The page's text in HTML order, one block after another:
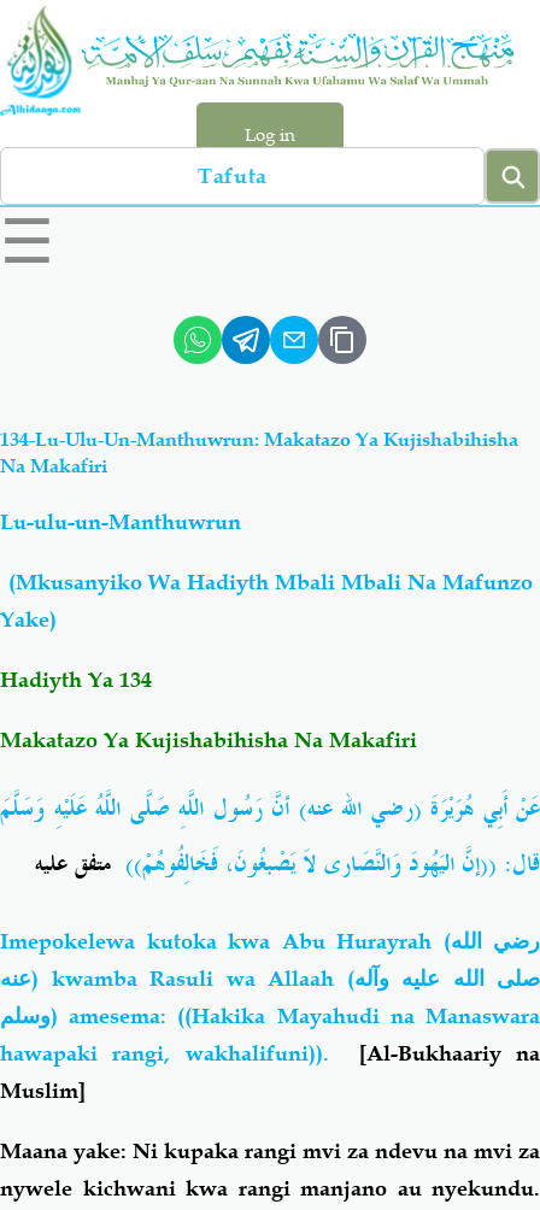
Skip
main
content
Log in
Search
left
sidebar
☰
Hadiyth
Aqiydah
Shirki & Kufru
Salaf Wa Ummah
Fiqh-Ibaadah
Fataawa Za Ulamaa Kauli Za Salaf
Akhlaaq-Aadaab Raqaaiq
Chemsha Bongo Vitabu
Mapishi
134-Lu-Ulu-Un-Manthuwrun: Makatazo Ya Kujishabihisha
Na Makafiri
Lu-ulu-un-Manthuwrun
(Mkusanyiko Wa Hadiyth Mbali Mbali Na Mafunzo
Yake)
Hadiyth Ya 134
Makatazo Ya Kujishabihisha Na Makafiri
عَنْ أَبِي هُرَيْرَةَ (رضي الله عنه) أنَّ رَسُول اللَّهِ صَلَّى اللَّهُ عَلَيْهِ وَسَلَّمَ
قال: ((إنَّ اليَهُودَ وَالنَّصَارىلاَ يَصْبغُونَ، فَخَالِفُوهُمْ)) متفق عليه
Imepokelewa kutoka kwa Abu Hurayrah (رضي الله
عنه) kwamba Rasuli wa Allaah (صلى الله عليه وآله
وسلم) amesema: ((Hakika Mayahudi na Manaswara
hawapaki rangi, wakhalifuni)). [Al-Bukhaariy na
Muslim]
Maana yake: Ni kupaka rangi mvi za ndevu na mvi za
nywele kichwani kwa rangi manjano au nyekundu.